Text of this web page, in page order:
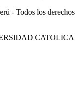
- Todos los derechos
CATOLICA